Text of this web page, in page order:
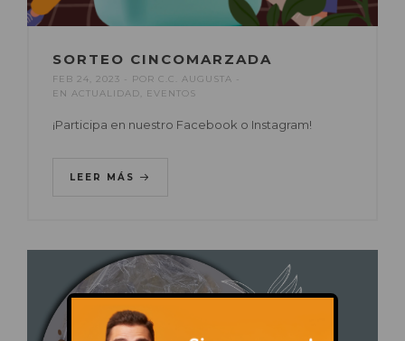
SORTEO CINCOMARZADA
FEB 24, 2023 POR C.C. AUGUSTA
EN ACTUALIDAD EVENTOS
¡Participa en nuestro Facebook o Instagram!
LEER MÁS